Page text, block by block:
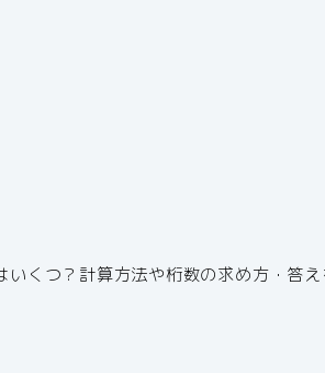
くつ？計算方法や桁数の求め方・答え